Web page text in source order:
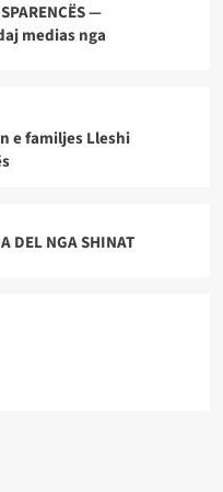
—
medias nga
e familjes Lleshi
DEL NGA SHINAT